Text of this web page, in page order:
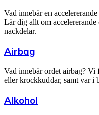
Vad innebär en
Lär dig allt om
nackdelar.
Airbag
Vad innebär ordet airbag? Vi
eller krockkuddar, samt var i
Alkohol